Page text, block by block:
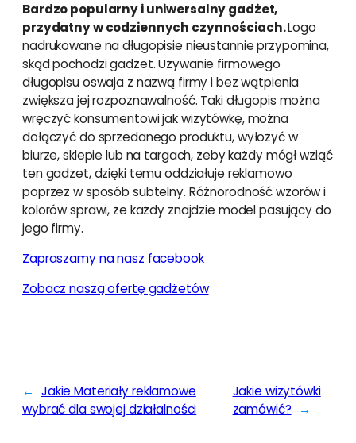
Bardzo popularny i uniwersalny gadżet,
przydatny w codziennych czynnościach.Logo
nadrukowane na długopisie nieustannie przypomina,
skąd pochodzi gadżet. Używanie firmowego
długopisu oswaja z nazwą firmy i bez wątpienia
zwiększa jej rozpoznawalność. Taki długopis można
wręczyć konsumentowi jak wizytówkę, można
dołączyć do sprzedanego produktu, wyłożyć w
biurze, sklepie lub na targach, żeby każdy mógł wziąć
ten gadżet, dzięki temu oddziałuje reklamowo
poprzez w sposób subtelny. Różnorodność wzorów i
kolorów sprawi, że każdy znajdzie model pasujący do
jego firmy.
Zapraszamy na nasz facebook
Zobacz naszą ofertę gadżetów
← Jakie Materiały reklamowe
wybrać dla swojej działalności
Jakie wizytówki
zamówić?
→